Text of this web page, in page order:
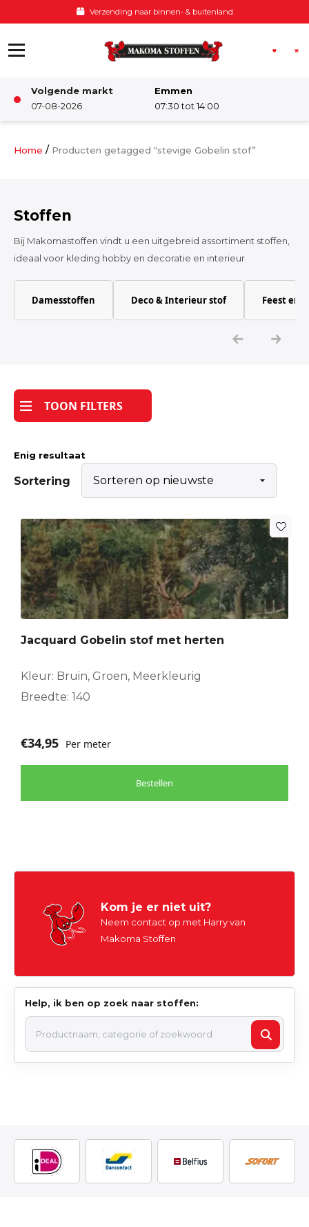
Voor 12:00 besteld, zelfde dag verzonden
Volgende markt
07-08-2026
Emmen
07:30 tot 14:00
Damesstoffen
Katoen
Tijdpakker stof
Home / Producten getagged “stevige Gobelin stof”
Stoffen
Bij Makomastoffen vindt u een uitgebreid assortiment stoffen,
ideaal voor kleding hobby en decoratie en interieur
Damesstoffen Deco & Interieur stof Feest en
TOON FILTERS
Enig resultaat
Sortering
Jacquard Gobelin stof met herten
Kleur: Bruin, Groen, Meerkleurig
Breedte: 140
€34,95 Per meter
Bestellen
Kom je er niet uit?
Neem contact op met Harry van
Makoma Stoffen
Help, ik ben op zoek naar stoffen: